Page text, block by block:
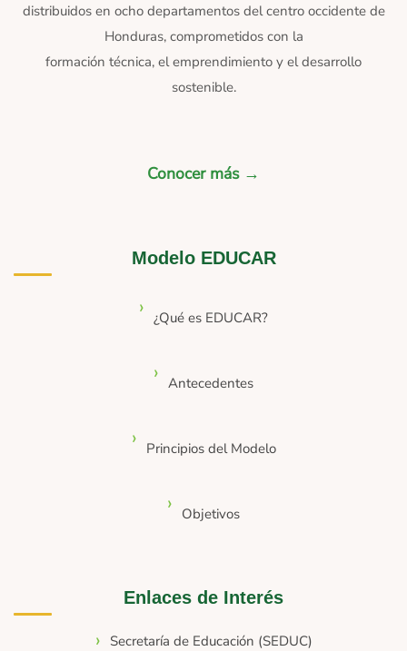
distribuidos en ocho departamentos del centro occidente de
Honduras, comprometidos con la
formación técnica, el emprendimiento y el desarrollo
sostenible.
Conocer más →
Modelo EDUCAR
¿Qué es EDUCAR?
Antecedentes
Principios del Modelo
Objetivos
Enlaces de Interés
Secretaría de Educación (SEDUC)